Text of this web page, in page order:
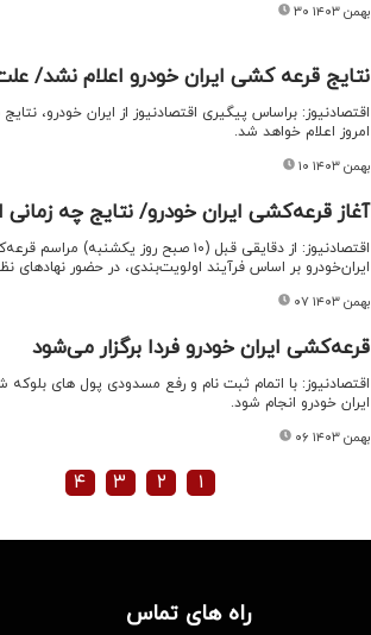
۳۰ بهمن ۱۴۰۳
نتایج قرعه کشی ایران خودرو اعلام نشد/
اقتصادنیوز: براساس پیگیری اقتصادنیوز از ایران خودرو،
امروز اعلام خواهد شد.
۱۰ بهمن ۱۴۰۳
آغاز قرعه‌کشی ایران خودرو/ نتایج چه
اقتصادنیوز: از دقایقی قبل (۱۰ صبح
ایران‌خودرو بر اساس فرآیند اولویت‌بندی، در حضور نهادهای
۰۷ بهمن ۱۴۰۳
قرعه‌کشی ایران خودرو فردا برگزار می‌شود
ایران خودرو انجام شود.
۰۶ بهمن ۱۴۰۳
۱ ۲ ۳ ۴
راه های تماس